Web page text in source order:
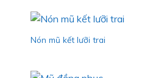
Nón mũ kết lưỡi trai